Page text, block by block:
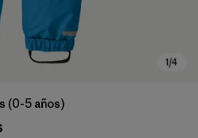
(0-5 años)